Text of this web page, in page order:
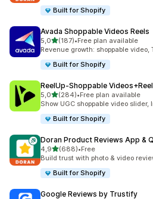
Built for Shopify
Avada Shoppable Videos Reels
5,0/ 5 tähteä
(187)
187 arvostelua yhteensä
•Free plan available
Revenue growth: shoppable video,
Built for Shopify
ReelUp‑Shoppable
5,0/ 5 tähteä
(284)
284 arvostelua yhteensä
•Free plan available
Show UGC shoppable video slider,
Built for Shopify
Doran Product Reviews App &
4,9/ 5 tähteä
(688)
688 arvostelua yhteensä
•Free
Build trust with photo & video
Built for Shopify
Google Reviews by Trustify